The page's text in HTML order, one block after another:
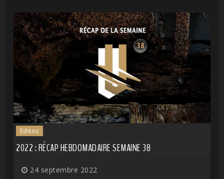
Editos
2022 : RÉCAP HEBDOMADAIRE SEMAINE 38
24 septembre 2022